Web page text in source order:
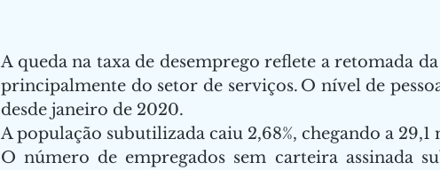
A queda na taxa de desemprego reflete a retomada
principalmente do setor de serviços. O nível de
desde janeiro de 2020.
A população subutilizada caiu 2,68%, chegando a 29,1
O número de empregados sem carteira assinada